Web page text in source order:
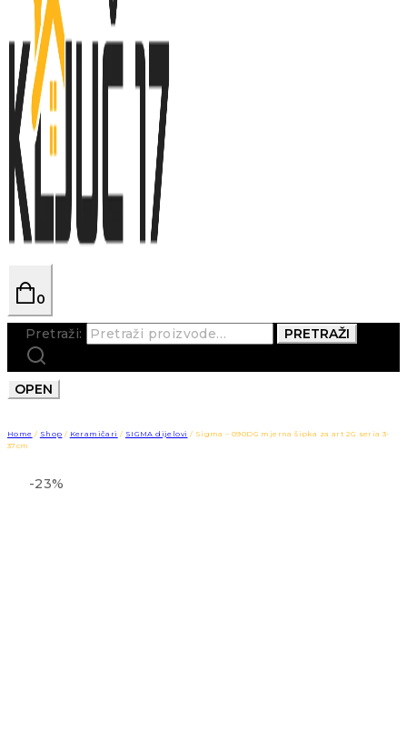
0
Pretraži: PRETRAŽI
OPEN
Home / Shop / Keramičari / SIGMA dijelovi / Sigma – 090DG mjerna šipka za art 2G seria 3-
37cm
-23%